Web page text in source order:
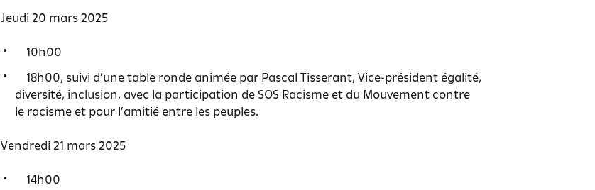
Jeudi 20 mars 2025
10h00
18h00, suivi d’une table ronde animée par Pascal Tisserant, Vice-président égalité,
diversité, inclusion, avec la participation de SOS Racisme et du Mouvement contre
le racisme et pour l’amitié entre les peuples.
Vendredi 21 mars 2025
14h00